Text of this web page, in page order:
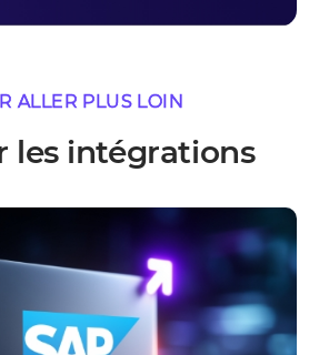
ALLER PLUS LOIN
les intégrations